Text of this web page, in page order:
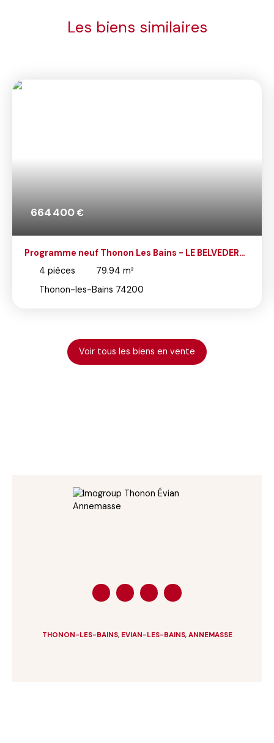
Les biens similaires
664 400€
Programme neuf Thonon Les Bains - LE BELVEDERE
4 pièces 79.94 m²
Thonon-les-Bains 74200
Voir tous les biens en vente
THONON-LES-BAINS, EVIAN-LES-BAINS, ANNEMASSE